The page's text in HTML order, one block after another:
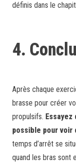
définis dans le
4.
Après chaque
brasse pour créer
propulsifs.
possible pour voir
temps d’arrêt se
quand les bras sont